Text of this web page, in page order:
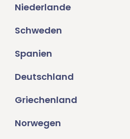
Niederlande
Schweden
Spanien
Deutschland
Griechenland
Norwegen